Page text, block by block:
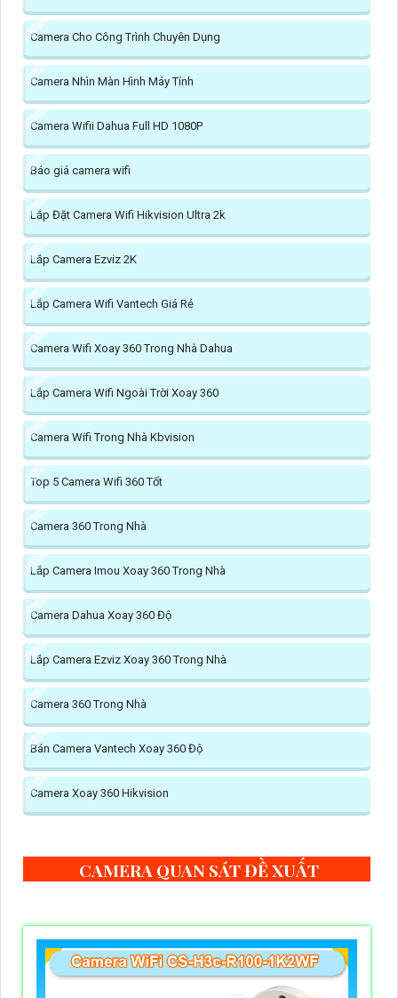
Camera Cho Công Trình Chuyên Dụng
Camera Nhìn Màn Hình Máy Tính
Camera Wifii Dahua Full HD 1080P
Báo giá camera wifi
Lắp Đặt Camera Wifi Hikvision Ultra 2k
Lắp Camera Ezviz 2K
Lắp Camera Wifi Vantech Giá Rẻ
Camera Wifi Xoay 360 Trong Nhà Dahua
Lắp Camera Wifi Ngoài Trời Xoay 360
Camera Wifi Trong Nhà Kbvision
Top 5 Camera Wifi 360 Tốt
Camera 360 Trong Nhà
Lắp Camera Imou Xoay 360 Trong Nhà
Camera Dahua Xoay 360 Độ
Lắp Camera Ezviz Xoay 360 Trong Nhà
Camera 360 Trong Nhà
Bán Camera Vantech Xoay 360 Độ
Camera Xoay 360 Hikvision
CAMERA QUAN SÁT ĐỀ XUẤT